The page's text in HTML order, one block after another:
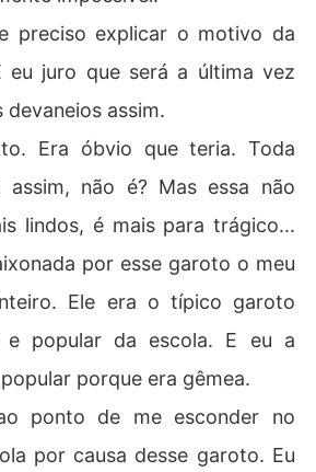
preciso explicar o motivo da
eu juro que será a última vez
devaneios assim.
Era óbvio que teria. Toda
assim, não é? Mas essa não
lindos, é mais para trágico...
por esse garoto o meu
Ele era o típico garoto
e popular da escola. E eu a
porque era gêmea.
ponto de me esconder no
por causa desse garoto. Eu